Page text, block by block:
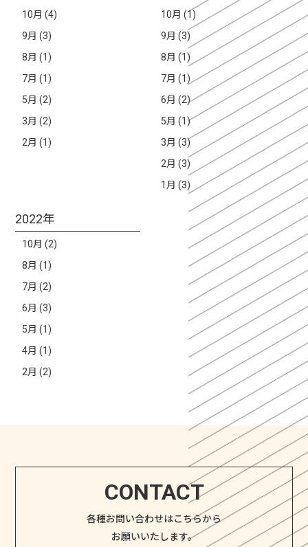
10月 (4)
9月 (3)
8月 (1)
7月 (1)
5月 (2)
3月 (2)
2月 (1)
10月 (1)
9月 (3)
8月 (1)
7月 (1)
6月 (2)
5月 (1)
3月 (3)
2月 (3)
1月 (3)
2022年
10月 (2)
8月 (1)
7月 (2)
6月 (3)
5月 (1)
4月 (1)
2月 (2)
CONTACT
各種お問い合わせはこちらから
お願いいたします。